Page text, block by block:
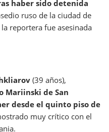
haber sido detenida
ruso de la ciudad de
reportera fue asesinada
(39 años),
Mariinski de San
desde el quinto piso de
muy crítico con el